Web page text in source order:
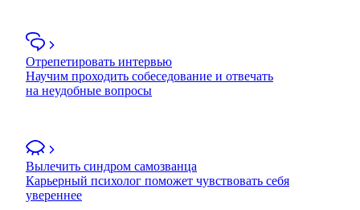
Отрепетировать интервью
Научим проходить собеседование и отвечать
на неудобные вопросы
Вылечить синдром самозванца
Карьерный психолог поможет чувствовать себя
увереннее